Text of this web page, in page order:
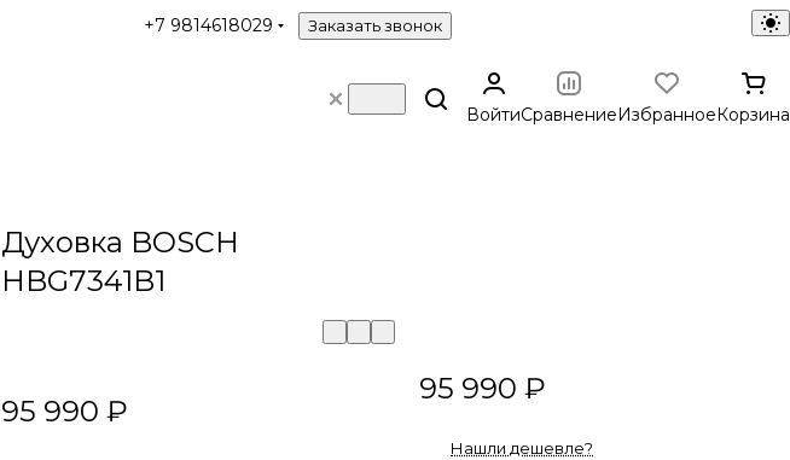
+7 9814618029 Заказать звонок
ВойтиСравнениеИзбранноеКорзина
Духовка BOSCH
HBG7341B1
95 990 ₽
95 990 ₽
Нашли дешевле?